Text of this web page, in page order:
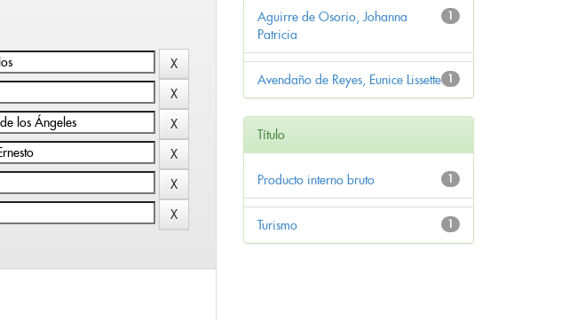
1
Aguirre de Osorio, Johanna
Patricia
1
Avendaño de Reyes, Eunice Lissette
Título
1
Producto interno bruto
1
Turismo